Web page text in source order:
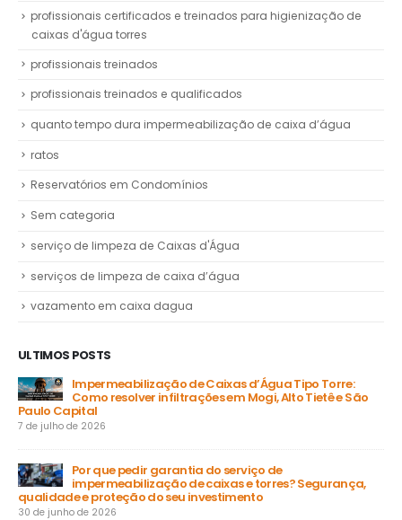
profissionais certificados e treinados para higienização de
caixas d'água torres
profissionais treinados
profissionais treinados e qualificados
quanto tempo dura impermeabilização de caixa d’água
ratos
Reservatórios em Condomínios
Sem categoria
serviço de limpeza de Caixas d'Água
serviços de limpeza de caixa d’água
vazamento em caixa dagua
ULTIMOS POSTS
Impermeabilização de Caixas d’Água Tipo Torre:
Como resolver infiltrações em Mogi, Alto Tietê e São
Paulo Capital
7 de julho de 2026
Por que pedir garantia do serviço de
impermeabilização de caixas e torres? Segurança,
qualidade e proteção do seu investimento
30 de junho de 2026